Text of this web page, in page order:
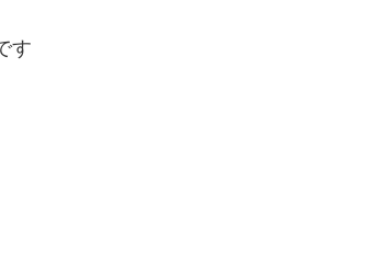
す